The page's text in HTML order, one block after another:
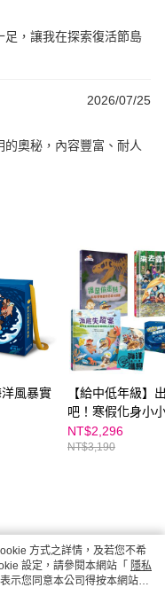
足，讓我在探索復活節島
2026/07/25
奧秘，內容豐富、耐人
風暴實
【給中低年級】
吧！寒假化身小
隊(四冊套書)—達
出任務1+2、達
NT$2,296
NT$3,190
方式之詳情，及若您不希
設定，請參閱本網站「 隱私
示您同意本公司得按本網站使